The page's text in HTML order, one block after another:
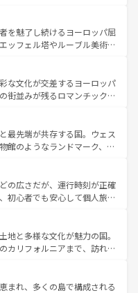
れられない旅をしてみよう！
コンテンツ一覧 を参照してほ
熱的なフラメンコ、熱気あふ
パスが生活の一部となってい
れた雰囲気や、バルセロナの
リゾートまで多彩な表情を見
候が異なるスペインはその個
性で訪れる人を魅了する。 なお、新着のスペイン情報はコ
を魅了し続けるヨーロッパ屈
ッフェル塔やルーブル美術館
る。華麗な宮殿、歴史的な大
豊かな自然が、訪れる者を心
スは美食の国としても知ら
あるランス、プロヴァンスの
多彩な楽しみ方が可能だ。さ
力が溢れており、どの街角に
れで全く異なる文化を体験で
着のフランス情報はコンテンツ一覧
な文化が交差するヨーロッパ
街並みが残るロマンチック街
いても飽きることがない。ベ
ルン州のアルプスの絶景、そ
といった風景は必見。ビール
しい。 なお、新着の
を参照してほしい。
最先端が共存する国。ウェス
館のようなランドマーク、歴
。また、優雅なアフタヌーン
らない英国パブ、サッカー観
る体験も豊富。イギリスを旅
の広さだが、運行時刻が正確
初心者でも安心して個人旅行
スイスならではのユニークな
だけでなく町歩きも満喫する
高いため物価も高いが、旅行
ともできる。 なお、新
一覧 を参照してほしい。
地と多様な文化が魅力の国。
カリフォルニアまで、訪れる
ショッピング、エンターテイ
スポットだ。一方、アメリカ
まれ、多くの島で構成される